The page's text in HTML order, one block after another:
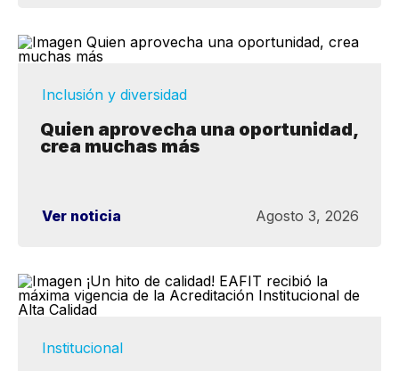
Inclusión y diversidad
Quien aprovecha una oportunidad,
crea muchas más
Ver noticia Agosto 3, 2026
Institucional